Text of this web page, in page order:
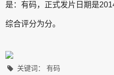
是：有码，正式发片日期是
综合评分为分。
关键词： 有码